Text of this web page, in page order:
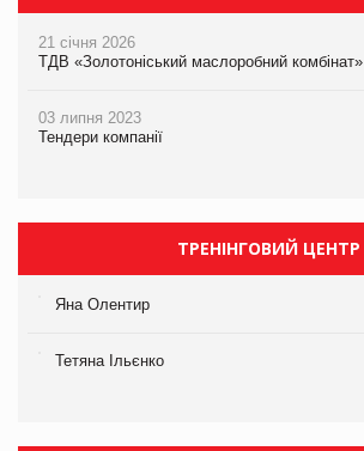
21 січня 2026
ТДВ «Золотоніський маслоробний комбінат»
03 липня 2023
Тендери компанії
ТРЕНІНГОВИЙ ЦЕНТР
Яна Олентир
Тетяна Ільєнко